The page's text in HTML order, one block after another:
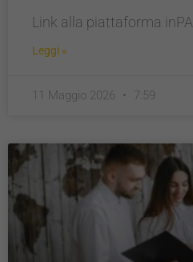
Link alla piattaforma inPA
Leggi »
11 Maggio 2026 7:59